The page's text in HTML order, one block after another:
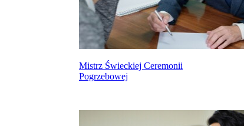
Mistrz Świeckiej Ceremonii
Pogrzebowej